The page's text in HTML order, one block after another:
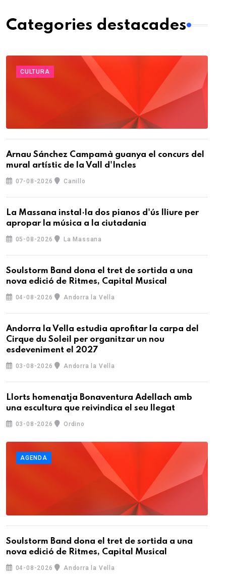
Categories destacades
CULTURA
Arnau Sánchez Campamà guanya el concurs del
mural artístic de la Vall d'Incles
07-08-2026 Canillo
La Massana instal·la dos pianos d'ús lliure per
apropar la música a la ciutadania
05-08-2026 La Massana
Soulstorm Band dona el tret de sortida a una
nova edició de Ritmes, Capital Musical
04-08-2026 Andorra la Vella
Andorra la Vella estudia aprofitar la carpa del
Cirque du Soleil per organitzar un nou
esdeveniment el 2027
03-08-2026 Andorra la Vella
Llorts homenatja Bonaventura Adellach amb
una escultura que reivindica el seu llegat
03-08-2026 Ordino
AGENDA
Soulstorm Band dona el tret de sortida a una
nova edició de Ritmes, Capital Musical
04-08-2026 Andorra la Vella